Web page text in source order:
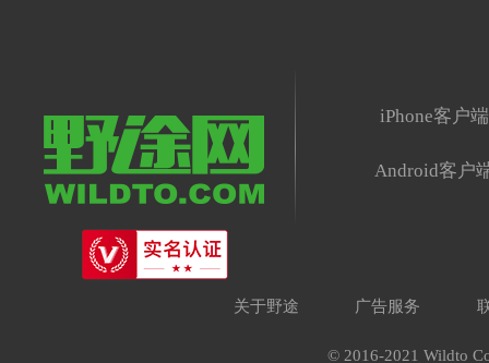
iPhone客户端
Android客户
关于野途 广告服务
© 2016-2021 Wildto